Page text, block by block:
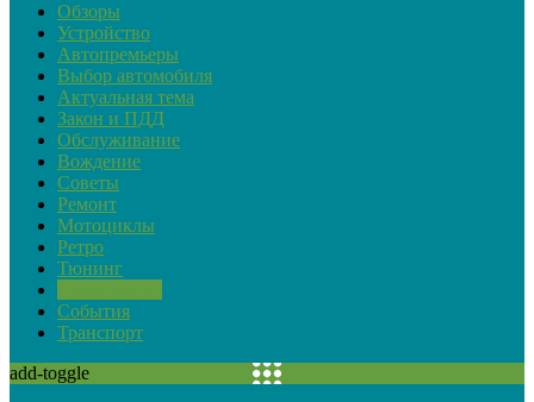
Обзоры
Устройство
Автопремьеры
Выбор автомобиля
Актуальная тема
Закон и ПДД
Обслуживание
Вождение
Советы
Ремонт
Мотоциклы
Ретро
Тюнинг
События
Транспорт
add-toggle